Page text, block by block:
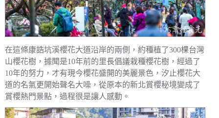
在這條康誥坑溪櫻花大道沿岸的兩側，約種植了300棵台灣
山櫻花樹，據聞是10年前的里長倡議栽種櫻花樹，經過了
10年的努力，才有現今櫻花盛開的美麗景色，汐止櫻花大
道的名氣更開始聲名大噪，從原本的新北賞櫻秘境變成了
賞櫻熱門景點，過程很是讓人感動。